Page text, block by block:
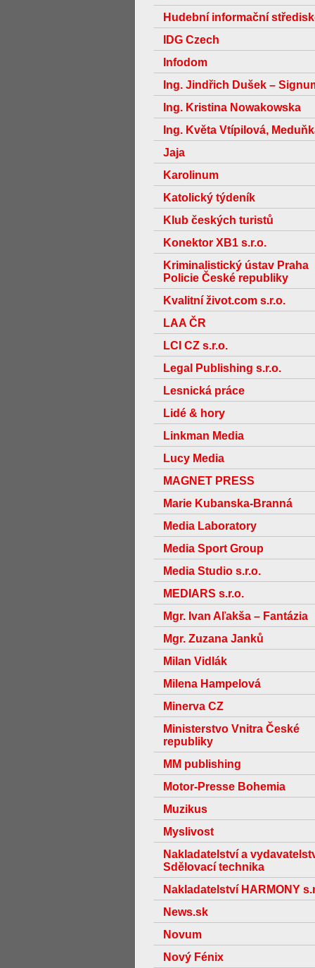
Hudební informační
IDG Czech
Infodom
Ing. Jindřich Dušek –
Ing. Kristina Nowakowska
Ing. Květa Vtípilová,
Jaja
Karolinum
Katolický týdeník
Klub českých turistů
Konektor XB1 s.r.o.
Kriminalistický ústav Praha
Policie České republiky
Kvalitní život.com s.r.o.
LAA ČR
LCI CZ s.r.o.
Legal Publishing s.r.o.
Lesnická práce
Lidé & hory
Linkman Media
Lucy Media
MAGNET PRESS
Marie Kubanska-Branná
Media Laboratory
Media Sport Group
Media Studio s.r.o.
MEDIARS s.r.o.
Mgr. Ivan Aľakša – Fantázia
Mgr. Zuzana Janků
Milan Vidlák
Milena Hampelová
Minerva CZ
Ministerstvo Vnitra České
republiky
MM publishing
Motor-Presse Bohemia
Muzikus
Myslivost
Nakladatelství a
Sdělovací technika
Nakladatelství HARMONY
News.sk
Novum
Nový Fénix